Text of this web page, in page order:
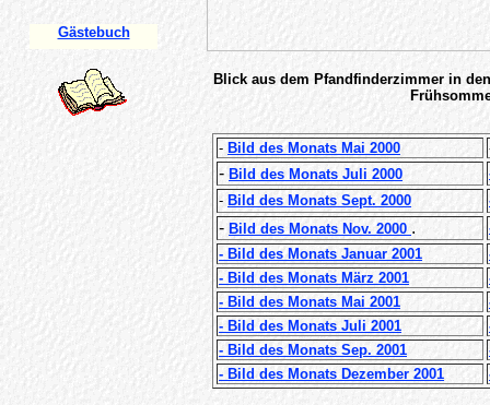
Gästebuch
Blick aus dem Pfandfinderzimmer in
- Bild des Monats Mai 2000
- Bild des Monats Juli 2000
- Bild des Monats Sept. 2000
- Bild des Monats Nov. 2000 .
- Bild des Monats Januar 2001
- Bild des Monats März 2001
- Bild des Monats Mai 2001
- Bild des Monats Juli 2001
- Bild des Monats Sep. 2001
- Bild des Monats Dezember 2001